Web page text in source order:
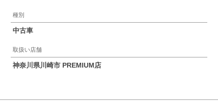
種別
中古車
取扱い店舗
神奈川県川崎市 PREMIUM店